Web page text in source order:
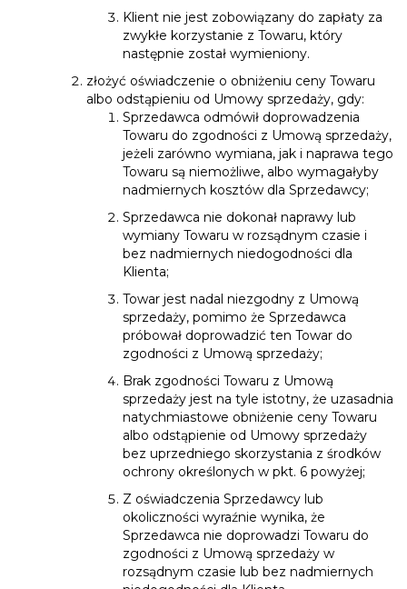
Klient nie jest zobowiązany do zapłaty za
zwykłe korzystanie z Towaru, który
następnie został wymieniony.
złożyć oświadczenie o obniżeniu ceny Towaru
albo odstąpieniu od Umowy sprzedaży, gdy:
Sprzedawca odmówił doprowadzenia
Towaru do zgodności z Umową sprzedaży,
jeżeli zarówno wymiana, jak i naprawa tego
Towaru są niemożliwe, albo wymagałyby
nadmiernych kosztów dla Sprzedawcy;
Sprzedawca nie dokonał naprawy lub
wymiany Towaru w rozsądnym czasie i
bez nadmiernych niedogodności dla
Klienta;
Towar jest nadal niezgodny z Umową
sprzedaży, pomimo że Sprzedawca
próbował doprowadzić ten Towar do
zgodności z Umową sprzedaży;
Brak zgodności Towaru z Umową
sprzedaży jest na tyle istotny, że uzasadnia
natychmiastowe obniżenie ceny Towaru
albo odstąpienie od Umowy sprzedaży
bez uprzedniego skorzystania z środków
ochrony określonych w pkt. 6 powyżej;
Z oświadczenia Sprzedawcy lub
okoliczności wyraźnie wynika, że
Sprzedawca nie doprowadzi Towaru do
zgodności z Umową sprzedaży w
rozsądnym czasie lub bez nadmiernych